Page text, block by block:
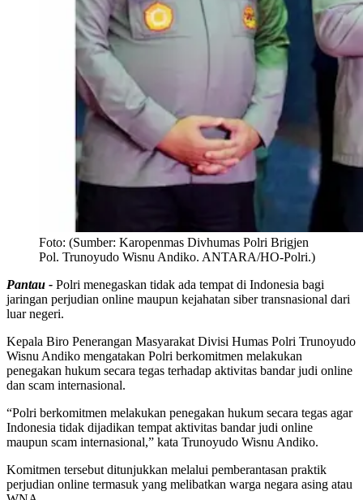
Foto: (Sumber: Karopenmas Divhumas Polri Brigjen
Pol. Trunoyudo Wisnu Andiko. ANTARA/HO-Polri.)
Pantau - Polri menegaskan tidak ada tempat di Indonesia bagi
jaringan perjudian online maupun kejahatan siber transnasional dari
luar negeri.
Kepala Biro Penerangan Masyarakat Divisi Humas Polri Trunoyudo
Wisnu Andiko mengatakan Polri berkomitmen melakukan
penegakan hukum secara tegas terhadap aktivitas bandar judi online
dan scam internasional.
“Polri berkomitmen melakukan penegakan hukum secara tegas agar
Indonesia tidak dijadikan tempat aktivitas bandar judi online
maupun scam internasional,” kata Trunoyudo Wisnu Andiko.
Komitmen tersebut ditunjukkan melalui pemberantasan praktik
perjudian online termasuk yang melibatkan warga negara asing atau